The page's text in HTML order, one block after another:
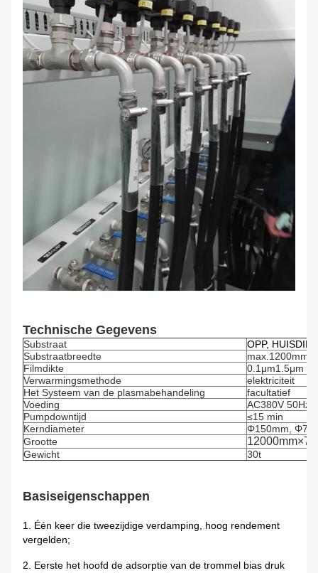
Technische Gegevens
Substraat
OPP,
Substraatbreedte
max.1200mm
Filmdikte
0.1μm1.5μm
Verwarmingsmethode
elektriciteit
Het Systeem van de plasmabehandeling
facultatief
Voeding
AC380V 50Hz
Pumpdowntijd
≤15 min
Kerndiameter
Φ150mm,
Grootte
Gewicht 30t
Basiseigenschappen
1. Één keer die tweezijdige verdamping, hoog rendement
vergelden;
2. Eerste het hoofd de adsorptie van de trommel bias druk